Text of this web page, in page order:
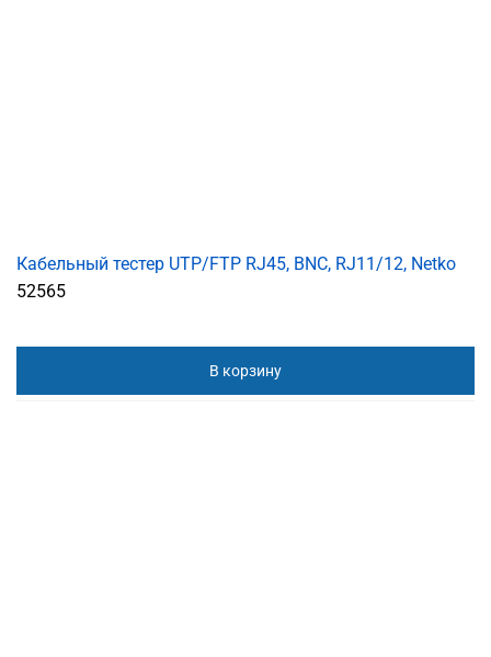
Кабельный тестер UTP/FTP RJ45, BNC, RJ11/12, Netko
52565
В корзину